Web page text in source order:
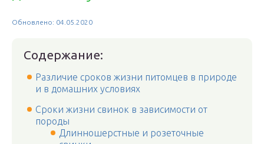
Обновлено: 04.05.2020
Содержание:
Различие сроков жизни питомцев в природе
и в домашних условиях
Сроки жизни свинок в зависимости от
породы
Длинношерстные и розеточные